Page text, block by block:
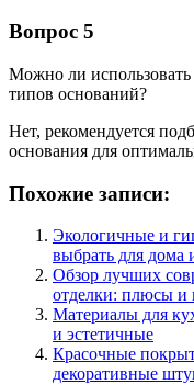
Вопрос 5
Можно ли
типов оснований?
Нет, рекомендуется
основания для
Похожие записи:
Экологичные и
выбрать для дома
Обзор лучших
отделки: плюсы и
Материалы для
и эстетичные
Красочные
декоративные